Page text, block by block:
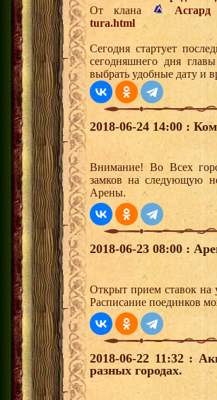
От клана
Асгард
tura.html
Сегодня стартует
сегодняшнего дня
выбрать удобные дату и
2018-06-24 14:00 :
Внимание! Во Всех
замков на следующую
Арены.
2018-06-23 08:00 :
Открыт прием ставок на
Расписание поединков
2018-06-22 11:32 :
разных городах.